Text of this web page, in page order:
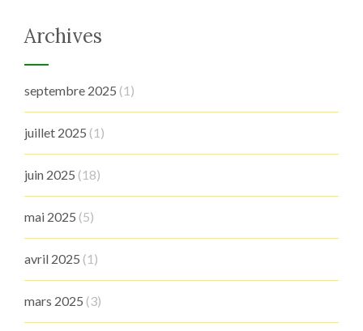
Archives
septembre 2025 (1)
juillet 2025 (1)
juin 2025 (18)
mai 2025 (5)
avril 2025 (1)
mars 2025 (3)